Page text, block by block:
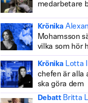
medarbetare
Krönika
Mohamsson
vilka som hör
Krönika Lotta
chefen är alla
ska göra dem
Debatt Britta